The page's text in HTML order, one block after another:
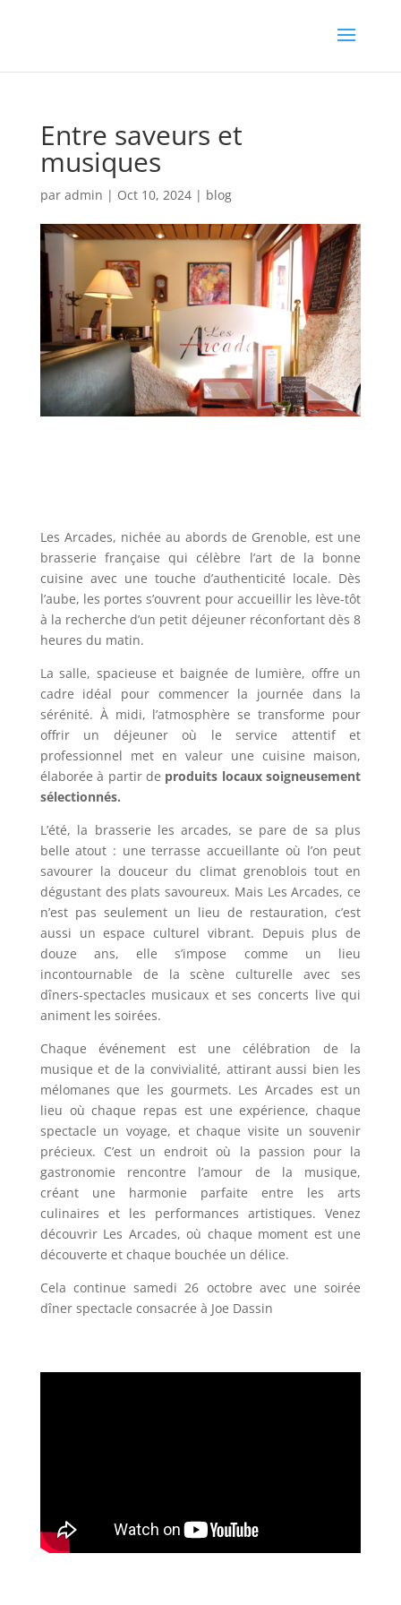
Entre saveurs et
musiques
par admin | Oct 10, 2024| blog
Les Arcades, nichée au abords de Grenoble, est une
brasserie française qui célèbre l’art de la bonne
cuisine avec une touche d’authenticité locale. Dès
l’aube, les portes s’ouvrent pour accueillir les lève-tôt
à la recherche d’un petit déjeuner réconfortant dès 8
heures du matin.
La salle, spacieuse et baignée de lumière, offre un
cadre idéal pour commencer la journée dans la
sérénité. À midi, l’atmosphère se transforme pour
offrir un déjeuner où le service attentif et
professionnel met en valeur une cuisine maison,
élaborée à partir de produits locaux soigneusement
sélectionnés.
L’été, la brasserie les arcades, se pare de sa plus
belle atout : une terrasse accueillante où l’on peut
savourer la douceur du climat grenoblois tout en
dégustant des plats savoureux. Mais Les Arcades, ce
n’est pas seulement un lieu de restauration, c’est
aussi un espace culturel vibrant. Depuis plus de
douze ans, elle s’impose comme un lieu
incontournable de la scène culturelle avec ses
dîners-spectacles musicaux et ses concerts live qui
animent les soirées.
Chaque événement est une célébration de la
musique et de la convivialité, attirant aussi bien les
mélomanes que les gourmets. Les Arcades est un
lieu où chaque repas est une expérience, chaque
spectacle un voyage, et chaque visite un souvenir
précieux. C’est un endroit où la passion pour la
gastronomie rencontre l’amour de la musique,
créant une harmonie parfaite entre les arts
culinaires et les performances artistiques. Venez
découvrir Les Arcades, où chaque moment est une
découverte et chaque bouchée un délice.
Cela continue samedi 26 octobre avec une soirée
dîner spectacle consacrée à Joe Dassin